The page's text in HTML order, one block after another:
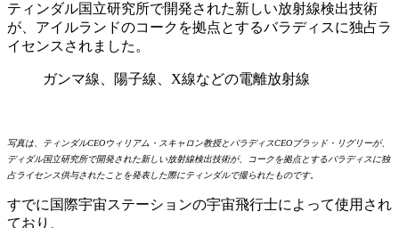
ティンダル国立研究所で開発された新しい放射線検出技術
が、アイルランドのコークを拠点とするバラディスに独占ラ
イセンスされました。
ガンマ線、陽子線、X線などの電離放射線
写真は、ティンダルCEOウィリアム・スキャロン教授とバラディスCEOブラッド・リグリーが、
ディダル国立研究所で開発された新しい放射線検出技術が、コークを拠点とするバラディスに独
占ライセンス供与されたことを発表した際にティンダルで撮られたものです。
すでに国際宇宙ステーションの宇宙飛行士によって使用され
ており、